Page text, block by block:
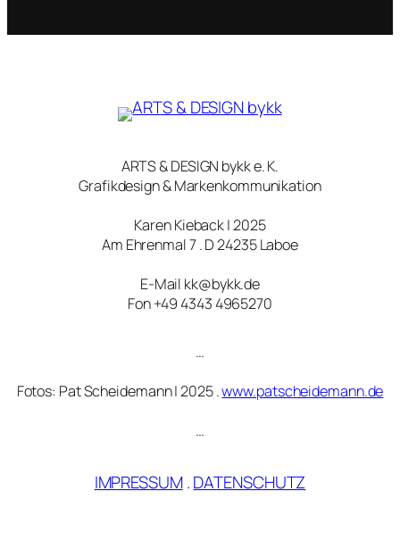
ARTS & DESIGN bykk e. K.
Grafikdesign & Markenkommunikation
Karen Kieback | 2025
Am Ehrenmal 7 . D 24235 Laboe
E-Mail kk@bykk.de
Fon +49 4343 4965270
…
Fotos: Pat Scheidemann | 2025 .www.patscheidemann.de
…
IMPRESSUM.DATENSCHUTZ